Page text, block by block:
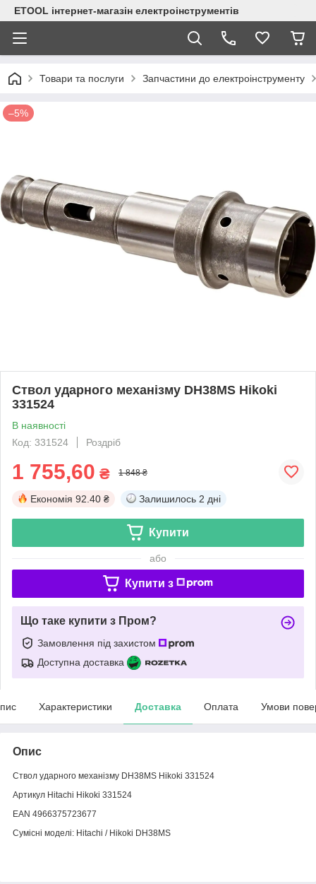
ETOOL інтернет-магазін електроінструментів
Товари та послуги Запчастини до електроінструменту
–5%
Ствол ударного механізму DH38MS Hikoki
331524
В наявності
Код: 331524
Роздріб
1 755,60 ₴ 1 848 ₴
Економія 92.40 ₴ Залишилось 2 дні
Купити
або
Купити з
Що таке купити з Пром?
Замовлення під захистом
Доступна доставка
Характеристики Доставка Оплата Умови
Опис
Ствол ударного механізму DH38MS Hikoki 331524
Артикул Hitachi Hikoki 331524
EAN 4966375723677
Сумісні моделі: Hitachi / Hikoki DH38MS